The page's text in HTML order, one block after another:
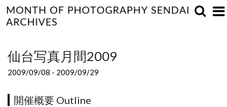
仙台写真月間2009
2009/09/08 - 2009/09/29
開催概要 Outline